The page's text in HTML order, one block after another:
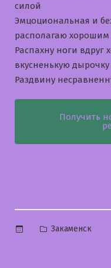
силой
Эмцоциональная и
располагаю
Распахну ноги вдруг
вкусненькую дырочку
Раздвину
Получить
Опубликовано
Закаменск